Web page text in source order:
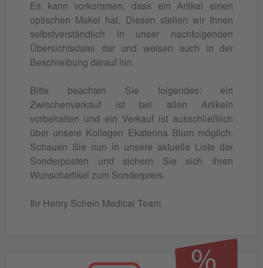
Es kann vorkommen, dass ein Artikel einen
optischen Makel hat. Diesen stellen wir Ihnen
selbstverständlich in unser nachfolgenden
Übersichtsdatei dar und weisen auch in der
Beschreibung darauf hin.
Bitte beachten Sie folgendes: ein
Zwischenverkauf ist bei allen Artikeln
vorbehalten und ein Verkauf ist ausschließlich
über unsere Kollegen Ekaterina Blum möglich.
Schauen Sie nun in unsere aktuelle Liste der
Sonderposten und sichern Sie sich Ihren
Wunschartikel zum Sonderpreis.
Ihr Henry Schein Medical Team